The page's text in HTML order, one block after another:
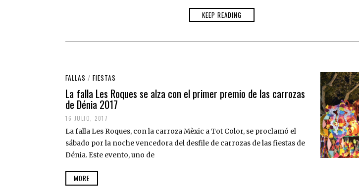
KEEP READING
FALLAS / FIESTAS
La falla Les Roques se alza con el primer premio de las carrozas
de Dénia 2017
16 JULIO, 2017
La falla Les Roques, con la carroza Mèxic a Tot Color, se proclamó el
sábado por la noche vencedora del desfile de carrozas de las fiestas de
Dénia. Este evento, uno de
MORE